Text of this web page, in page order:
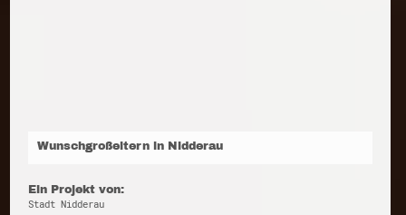
Wunschgroßeltern in Nidderau
Ein Projekt von:
Stadt Nidderau